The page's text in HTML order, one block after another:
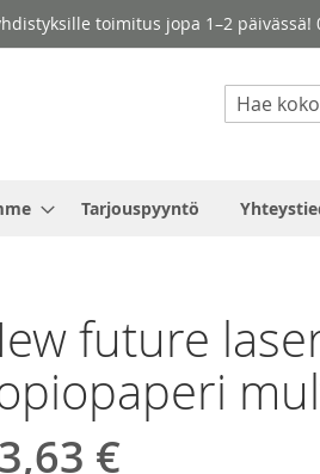
toimitus jopa 1–2 päivässä!
Haku
Tarjouspyyntö
future
€